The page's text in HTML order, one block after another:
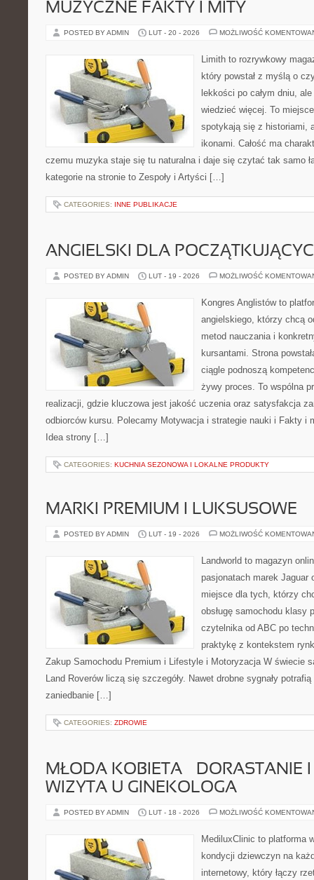
MUZYCZNE FAKTY I MITY
POSTED BY ADMIN LUT - 20 - 2026 MOŻLIWOŚĆ
Limith to rozrywkowy
który powstał z myślą o
lekkości po całym dniu,
wiedzieć więcej. To
spotykają się z historiami,
ikonami. Całość ma
czemu muzyka staje się tu naturalna i daje się czytać tak samo
kategorie na stronie to Zespoły i Artyści […]
CATEGORIES: INNE PUBLIKACJE
ANGIELSKI DLA
POSTED BY ADMIN LUT - 19 - 2026 MOŻLIWOŚĆ
Kongres Anglistów to
angielskiego, którzy chcą
metod nauczania i
kursantami. Strona
ciągle podnoszą
żywy proces. To wspólna
realizacji, gdzie kluczowa jest jakość uczenia oraz satysfakcja
odbiorców kursu. Polecamy Motywacja i strategie nauki i Fakty i
Idea strony […]
CATEGORIES: KUCHNIA SEZONOWA I LOKALNE PRODUKTY
MARKI PREMIUM I LUKSUSOWE
POSTED BY ADMIN LUT - 19 - 2026 MOŻLIWOŚĆ
Landworld to magazyn
pasjonatach marek Jaguar
miejsce dla tych, którzy
obsługę samochodu klasy
czytelnika od ABC po
praktykę z kontekstem
Zakup Samochodu Premium i Lifestyle i Motoryzacja W świecie
Land Roverów liczą się szczegóły. Nawet drobne sygnały
zaniedbanie […]
CATEGORIES: ZDROWIE
MŁODA KOBIETA – DORASTANIE
WIZYTA U GINEKOLOGA
POSTED BY ADMIN LUT - 18 - 2026 MOŻLIWOŚĆ
MediluxClinic to platforma
kondycji dziewczyn na
internetowy, który łączy